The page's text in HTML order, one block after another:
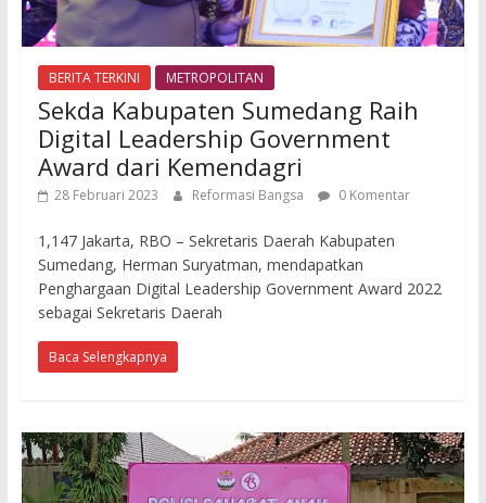
BERITA TERKINI METROPOLITAN
Sekda Kabupaten Sumedang Raih
Digital Leadership Government
Award dari Kemendagri
28 Februari 2023 Reformasi Bangsa 0 Komentar
1,147 Jakarta, RBO – Sekretaris Daerah Kabupaten
Sumedang, Herman Suryatman, mendapatkan
Penghargaan Digital Leadership Government Award 2022
sebagai Sekretaris Daerah
Baca Selengkapnya